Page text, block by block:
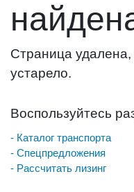
Страница
устарело.
Воспользуйтесь
- Каталог транспорта
- Спецпредложения
- Рассчитать лизинг